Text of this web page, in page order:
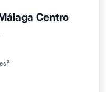
Centro